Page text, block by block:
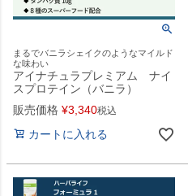
まるでバニラシェイクのようなマイルド
な味わい
アイナチュラプレミアム ナイ
スプロテイン（バニラ）
販売価格 ¥3,340税込
カートに入れる